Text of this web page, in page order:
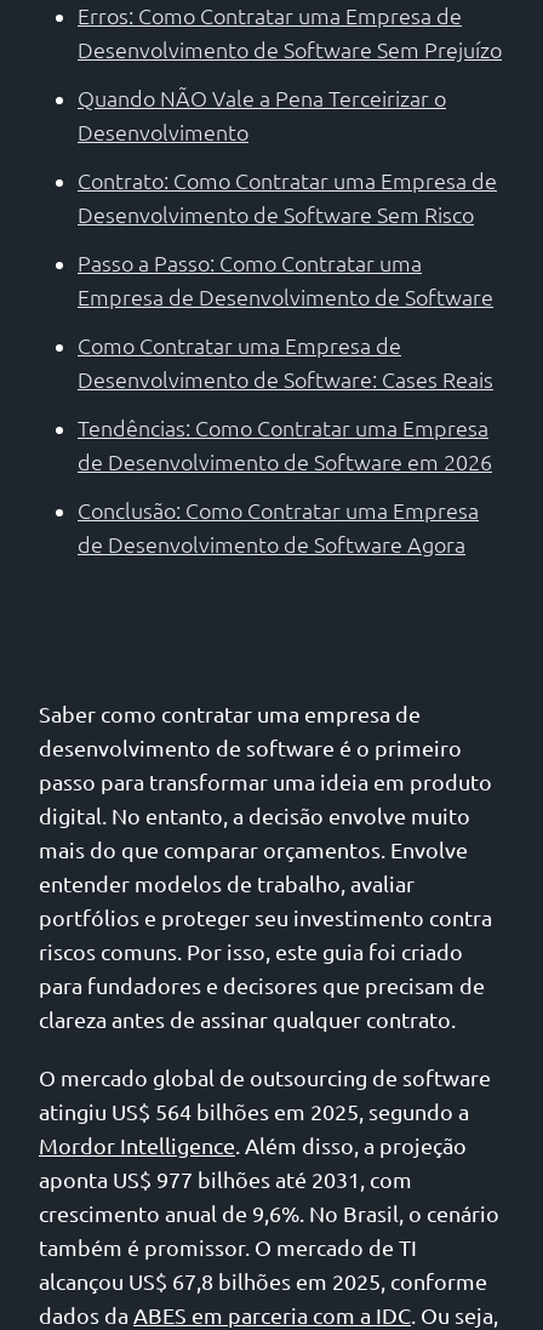
Erros: Como Contratar uma Empresa de
Desenvolvimento de Software Sem Prejuízo
Quando NÃO Vale a Pena Terceirizar o
Desenvolvimento
Contrato: Como Contratar uma Empresa de
Desenvolvimento de Software Sem Risco
Passo a Passo: Como Contratar uma
Empresa de Desenvolvimento de Software
Como Contratar uma Empresa de
Desenvolvimento de Software: Cases Reais
Tendências: Como Contratar uma Empresa
de Desenvolvimento de Software em 2026
Conclusão: Como Contratar uma Empresa
de Desenvolvimento de Software Agora
Saber como contratar uma empresa de
desenvolvimento de software é o primeiro
passo para transformar uma ideia em produto
digital. No entanto, a decisão envolve muito
mais do que comparar orçamentos. Envolve
entender modelos de trabalho, avaliar
portfólios e proteger seu investimento contra
riscos comuns. Por isso, este guia foi criado
para fundadores e decisores que precisam de
clareza antes de assinar qualquer contrato.
O mercado global de outsourcing de software
atingiu US$ 564 bilhões em 2025, segundo a
Mordor Intelligence. Além disso, a projeção
aponta US$ 977 bilhões até 2031, com
crescimento anual de 9,6%. No Brasil, o cenário
também é promissor. O mercado de TI
alcançou US$ 67,8 bilhões em 2025, conforme
dados da ABES em parceria com a IDC. Ou seja,